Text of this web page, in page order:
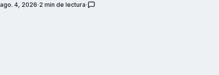
ago. 4, 2026 2 min de lectura